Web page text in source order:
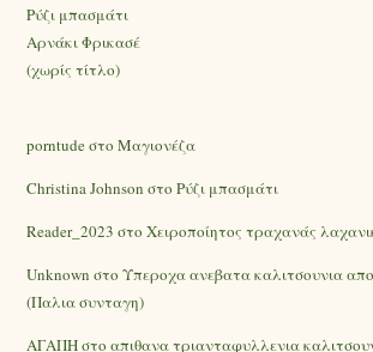
Ρύζι μπασμάτι
Αρνάκι Φρικασέ
(χωρίς τίτλο)
porntudeστοMαγιονέζα
Christina Johnson στοΡύζι μπασμάτι
Reader_2023 στοΧειροποίητος τραχανάς
Unknown στοΥπεροχα ανεβατα καλιτσουνια
(Παλια συνταγη)
ΑΓΑΠΗστοαπιθανα τριανταφυλλενια